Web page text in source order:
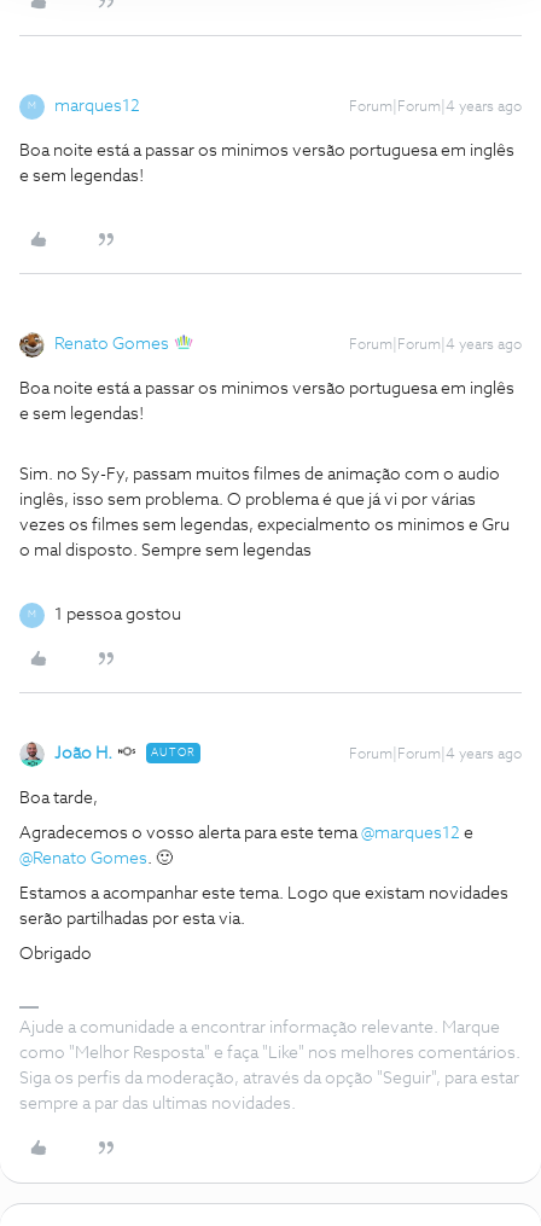
M marques12 Forum|Forum|4 years ago
Boa noite está a passar os minimos versão portuguesa em inglês
e sem legendas!
Renato Gomes Forum|Forum|4 years ago
Boa noite está a passar os minimos versão portuguesa em inglês
e sem legendas!
Sim. no Sy-Fy, passam muitos filmes de animação com o audio
inglês, isso sem problema. O problema é que já vi por várias
vezes os filmes sem legendas, expecialmento os minimos e Gru
o mal disposto. Sempre sem legendas
M 1 pessoa gostou
João H. AUTOR Forum|Forum|4 years ago
Boa tarde,
Agradecemos o vosso alerta para este tema @marques12 e
@Renato Gomes . 🙂
Estamos a acompanhar este tema. Logo que existam novidades
serão partilhadas por esta via.
Obrigado
Ajude a comunidade a encontrar informação relevante. Marque
como "Melhor Resposta" e faça "Like" nos melhores comentários.
Siga os perfis da moderação, através da opção "Seguir", para estar
sempre a par das ultimas novidades.